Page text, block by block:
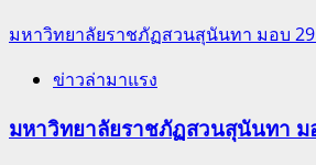
มหาวิทยาลัยราชภัฏสวนสุนันทา มอบ
ข่าวล่ามาแรง
มหาวิทยาลัยราชภัฏสวนสุนันทา ม